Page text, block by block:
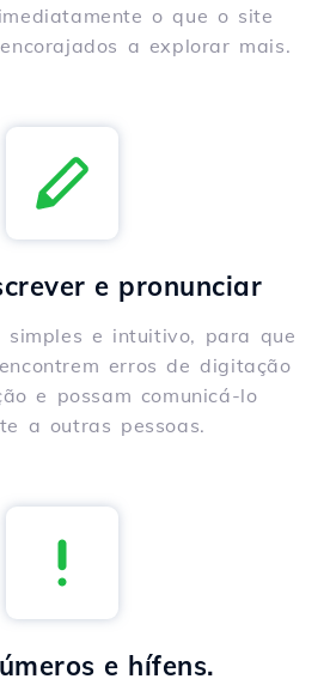
o que o site
a explorar mais.
e pronunciar
simples e intuitivo, para que
erros de digitação
e possam comunicá-lo
a outras pessoas.
e hífens.